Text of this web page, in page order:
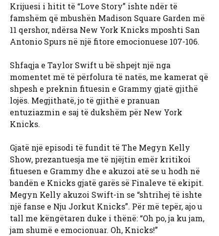
Krijuesi i hitit të “Love Story” ishte ndër të
famshëm që mbushën Madison Square Garden më
11 qershor, ndërsa New York Knicks mposhti San
Antonio Spurs në një fitore emocionuese 107-106.
Shfaqja e Taylor Swift u bë shpejt një nga
momentet më të përfolura të natës, me kamerat që
shpesh e preknin fituesin e Grammy gjatë gjithë
lojës. Megjithatë, jo të gjithë e pranuan
entuziazmin e saj të dukshëm për New York
Knicks.
Gjatë një episodi të fundit të The Megyn Kelly
Show, prezantuesja me të njëjtin emër kritikoi
fituesen e Grammy dhe e akuzoi atë se u hodh në
bandën e Knicks gjatë garës së Finaleve të ekipit.
Megyn Kelly akuzoi Swift-in se “shtrihej të ishte
një fanse e Nju Jorkut Knicks”. Për më tepër, ajo u
tall me këngëtaren duke i thënë: “Oh po, ja ku jam,
jam shumë e emocionuar. Oh, Knicks!”